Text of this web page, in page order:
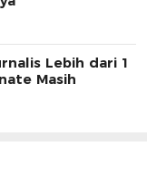
Lebih dari 1
Masih